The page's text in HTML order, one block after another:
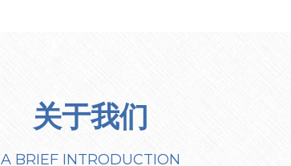
关于我们
A BRIEF INTRODUCTION